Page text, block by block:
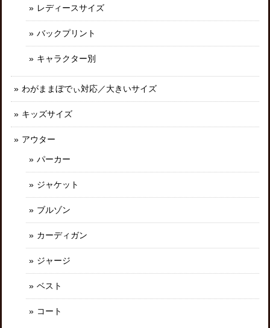
レディースサイズ
バックプリント
キャラクター別
わがままぼでぃ対応／大きいサイズ
キッズサイズ
アウター
パーカー
ジャケット
ブルゾン
カーディガン
ジャージ
ベスト
コート